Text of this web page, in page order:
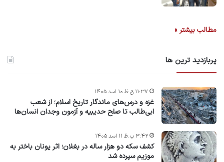
مطالب بیشتر »
پربازدید ترین ها
غزه و درس‌های ماندگار تاریخ اسلام؛ از شعب
ابی‌طالب تا صلح حدیبیه و آزمون وجدان انسان‌ها
۱۱:۳۷ ق.ظ ۱۰ اسد ۱۴۰۵
کشف سکه دو هزار ساله در بغلان؛ اثر یونان باختر به
موزیم سپرده شد
۳:۴۲ ب.ظ ۱۱ اسد ۱۴۰۵